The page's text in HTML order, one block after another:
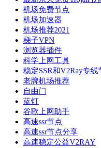
机场免费节点
机场加速器
机场推荐2021
梯子VPN
浏览器插件
科学上网工具
稳定SSR和V2Ray专线
老牌机场推荐
自由门
蓝灯
谷歌上网助手
高速ssr节点
高速ssr节点分享
高速稳定公益V2RAY